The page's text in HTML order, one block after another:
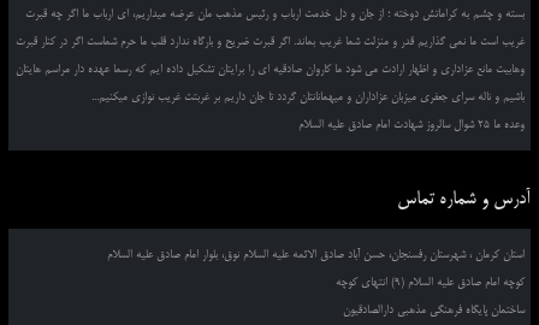
بسته و چشم به کراماتش دوخته ؛ از جان و دل خدمت ارباب و رئیس مذهب مان عرضه میداریم، ای ارباب ما اگر چه قبرت
غریب است ما نمی گذاریم قدر و منزلت شما غریب بماند. اگر قبرت ضریح و بارگاه ندارد قلب ما حرم شماست اگر در کنار قبرت
وهابیت مانع عزاداری و اظهار ارادت می شود ما کاروان صادقیه ای را برایتان تشکیل داده ایم که رسما عهده دار مراسم هایتان
باشیم و ناله سرای جعفری میزبان عزاداران و میهمانانتان گردد تا جان داریم بر غربتت غریب نوازی میکنیم...
وعده ما 25 شوال سالروز شهادت امام صادق علیه السلام
آدرس و شماره تماس
استان کرمان ، شهرستان رفسنجان، حسن آباد صادق الائمه علیه السلام نوق، بلوار امام صادق علیه السلام
کوچه امام صادق علیه السلام (9) انتهای کوچه
ساختمان پایگاه فرهنگی مذهبی دارالصادقیون